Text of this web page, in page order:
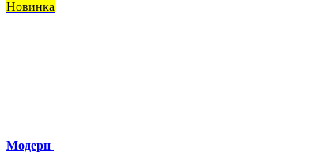
Новинка
Модерн